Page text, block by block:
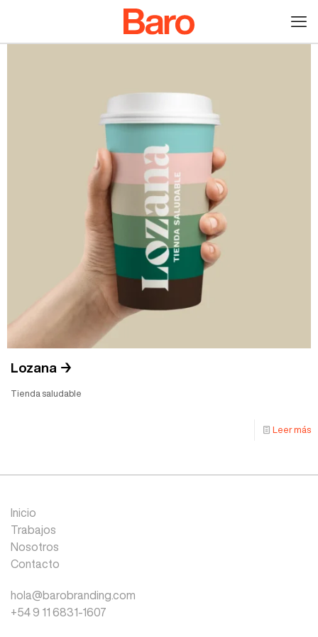
Lozana →
Tienda saludable
Leer más
Inicio
Trabajos
Nosotros
Contacto
hola@barobranding.com
+54 9 11 6831-1607